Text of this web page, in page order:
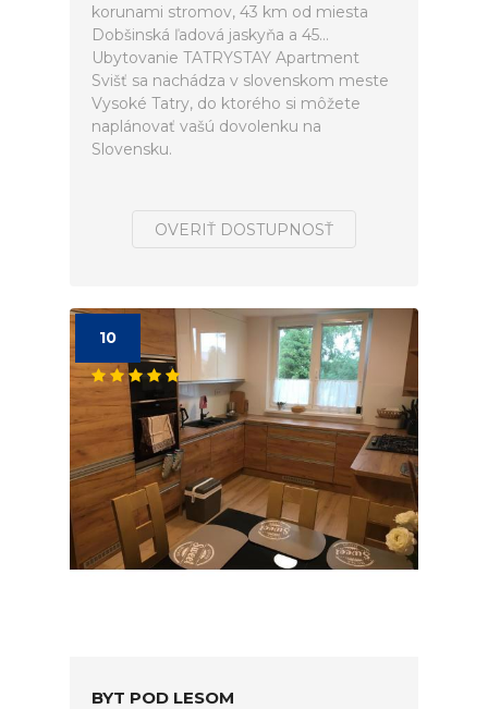
korunami stromov, 43 km od miesta
Dobšinská ľadová jaskyňa a 45...
Ubytovanie TATRYSTAY Apartment
Svišť sa nachádza v slovenskom meste
Vysoké Tatry, do ktorého si môžete
naplánovať vašú dovolenku na
Slovensku.
OVERIŤ DOSTUPNOSŤ
10
BYT POD LESOM